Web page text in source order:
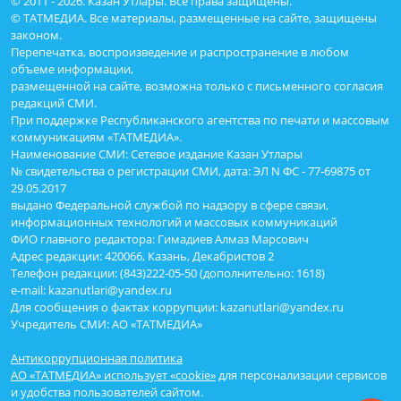
© ТАТМЕДИА. Все материалы, размещенные на сайте, защищены
законом.
Перепечатка, воспроизведение и распространение в любом
объеме информации,
размещенной на сайте, возможна только с письменного согласия
редакций СМИ.
При поддержке Республиканского агентства по печати и массовым
коммуникациям «ТАТМЕДИА».
Наименование СМИ: Сетевое издание Казан Утлары
№ свидетельства о регистрации СМИ, дата: ЭЛ N ФС - 77-69875 от
29.05.2017
выдано Федеральной службой по надзору в сфере связи,
информационных технологий и массовых коммуникаций
ФИО главного редактора: Гимадиев Алмаз Марсович
Адрес редакции: 420066, Казань, Декабристов 2
Телефон редакции: (843)222-05-50 (дополнительно: 1618)
e-mail: kazanutlari@yandex.ru
Для сообщения о фактах коррупции: kazanutlari@yandex.ru
Учредитель СМИ: АО «ТАТМЕДИА»
Антикоррупционная политика
АО «ТАТМЕДИА» использует «cookie»для персонализации сервисов
и удобства пользователей сайтом.